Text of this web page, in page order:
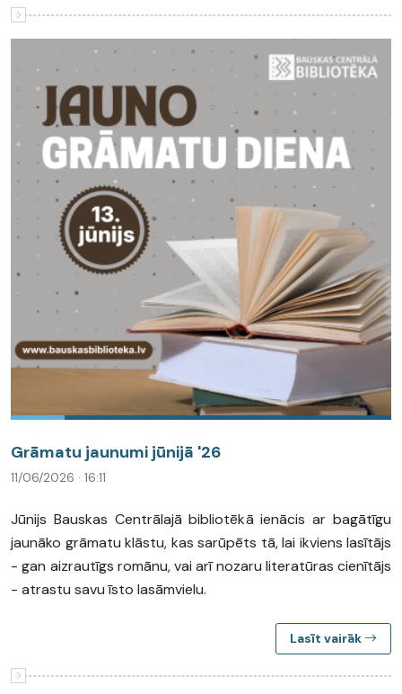
Grāmatu jaunumi jūnijā '26
11/06/2026 · 16:11
Jūnijs Bauskas Centrālajā bibliotēkā ienācis ar bagātīgu
jaunāko grāmatu klāstu, kas sarūpēts tā, lai ikviens lasītājs
- gan aizrautīgs romānu, vai arī nozaru literatūras cienītājs
- atrastu savu īsto lasāmvielu.
Lasīt vairāk